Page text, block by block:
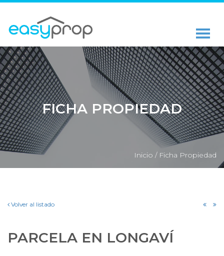
FICHA PROPIEDAD
Inicio / Ficha Propiedad
Volver al listado
PARCELA EN LONGAVÍ